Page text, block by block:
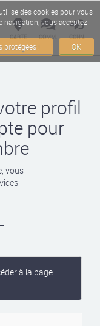
CARTE COMM. CONN.
profil
pour
vous
à la page
des cookies pour vous
vous acceptez
OK
protégées !